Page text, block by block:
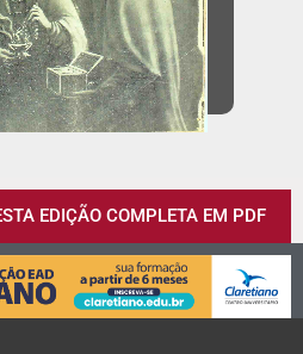
EDIÇÃO COMPLETA EM PDF